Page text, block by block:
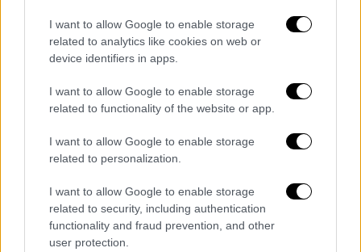
I want to allow Google to enable storage
related to analytics like cookies on web or
device identifiers in apps.
I want to allow Google to enable storage
related to functionality of the website or app.
I want to allow Google to enable storage
related to personalization.
I want to allow Google to enable storage
related to security, including authentication
functionality and fraud prevention, and other
user protection.
αγκαλιάσουν κάτι χνουδωτό· ανοίχτηκαν
1.000 μπουκάλια κρασί (όχι Δεμέστιχα,
ύψους εννέα μέτρων, οι καλεσμένοι ήπιαν…
ένα λιμάνι ουίσκι και ο λογαριασμός έγραφε
στο τέλος 10 εκατομμύρια δολάρια! Δηλαδή
όσο το ΑΕΠ των νησιών Μπαρμπέιντος, της
Κραυγή ματαιοδοξίας
Εάν είχατε μπλοκ επιταγών με αντίκρισμα